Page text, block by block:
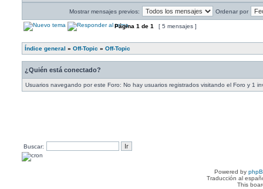
Mostrar mensajes previos: Ordenar por
Página 1 de 1 [ 5 mensajes ]
Índice general » Off-Topic » Off-Topic
¿Quién está conectado?
Usuarios navegando por este Foro: No hay usuarios registrados visitando el Foro y 1
Buscar:
Powered by
Traducción al
This